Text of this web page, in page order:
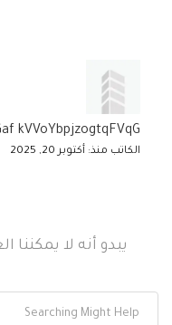
kVVoYbpjzogtqFVqG
الكاتب منذ: أكتوبر 20, 2025
يبدو أنه لا يمكننا